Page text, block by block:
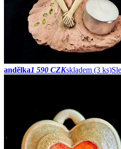
andělka1 590 CZKskladem (3 ks)